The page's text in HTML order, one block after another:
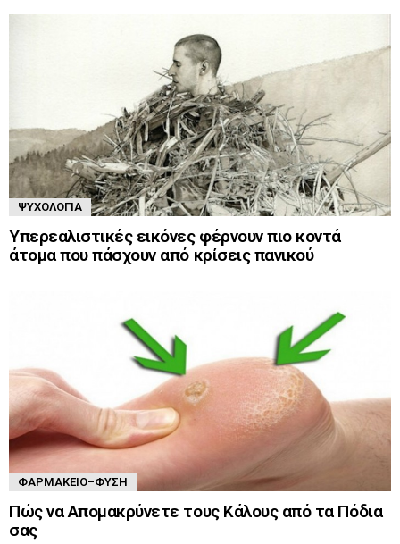
ΨΥΧΟΛΟΓΊΑ
Υπερεαλιστικές εικόνες φέρνουν πιο κοντά
άτομα που πάσχουν από κρίσεις πανικού
ΦΑΡΜΑΚΕΊΟ-ΦΎΣΗ
Πώς να Απομακρύνετε τους Κάλους από τα Πόδια
σας